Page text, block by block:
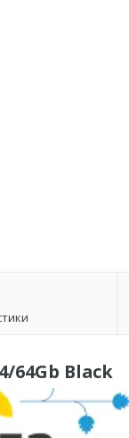
64Gb Black